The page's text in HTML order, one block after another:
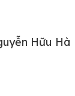
Hữu Hà